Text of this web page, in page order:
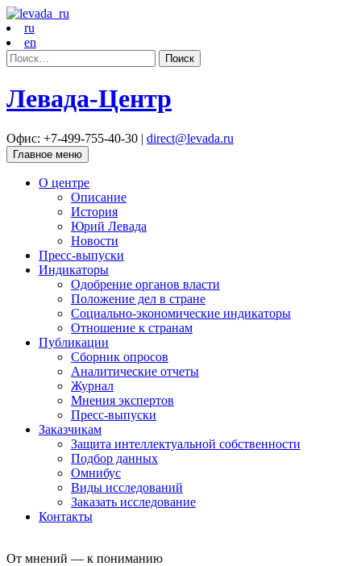
ru
en
Найти:
Левада-Центр
Офис: +7-499-755-40-30 | direct@levada.ru
Главное меню
О центре
Описание
История
Юрий Левада
Новости
Пресс-выпуски
Индикаторы
Одобрение органов власти
Положение дел в стране
Социально-экономические индикаторы
Отношение к странам
Публикации
Сборник опросов
Аналитические отчеты
Журнал
Мнения экспертов
Пресс-выпуски
Заказчикам
Защита интеллектуальной собственности
Подбор данных
Омнибус
Виды исследований
Заказать исследование
Контакты
От мнений — к пониманию